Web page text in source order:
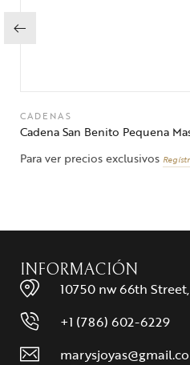
CADENAS
Cadena San Benito Pequena
Para ver precios exclusivos
INFORMACIÓN
10750 nw 66th
+1 (786) 602-6229